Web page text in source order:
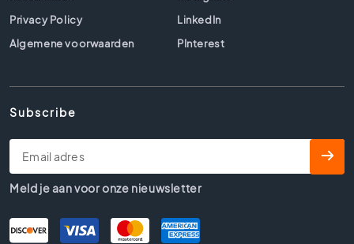
l
o
o
t
g
e
B
i
Privacy Policy
Algemene voorwaarden
LinkedIn
PInterest
Subscribe
Meld je aan voor onze nieuwsletter